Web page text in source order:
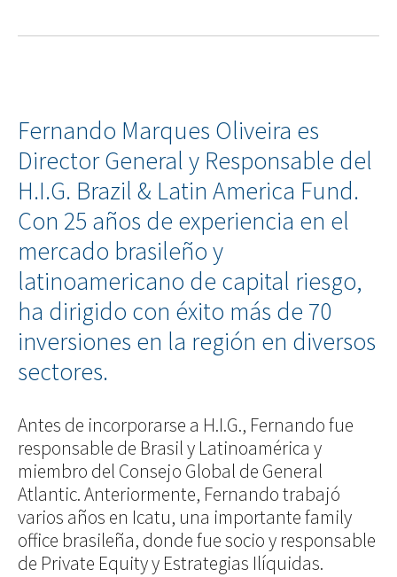
Fernando Marques Oliveira es
Director General y Responsable del
H.I.G. Brazil & Latin America Fund.
Con 25 años de experiencia en el
mercado brasileño y
latinoamericano de capital riesgo,
ha dirigido con éxito más de 70
inversiones en la región en diversos
sectores.
Antes de incorporarse a H.I.G., Fernando fue
responsable de Brasil y Latinoamérica y
miembro del Consejo Global de General
Atlantic. Anteriormente, Fernando trabajó
varios años en Icatu, una importante family
office brasileña, donde fue socio y responsable
de Private Equity y Estrategias Ilíquidas.